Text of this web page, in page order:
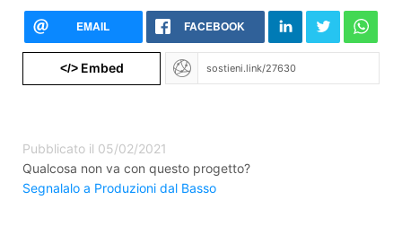
EMAIL FACEBOOK
</>Embed
Pubblicato il 05/02/2021
Qualcosa non va con questo progetto?
Segnalalo a Produzioni dal Basso